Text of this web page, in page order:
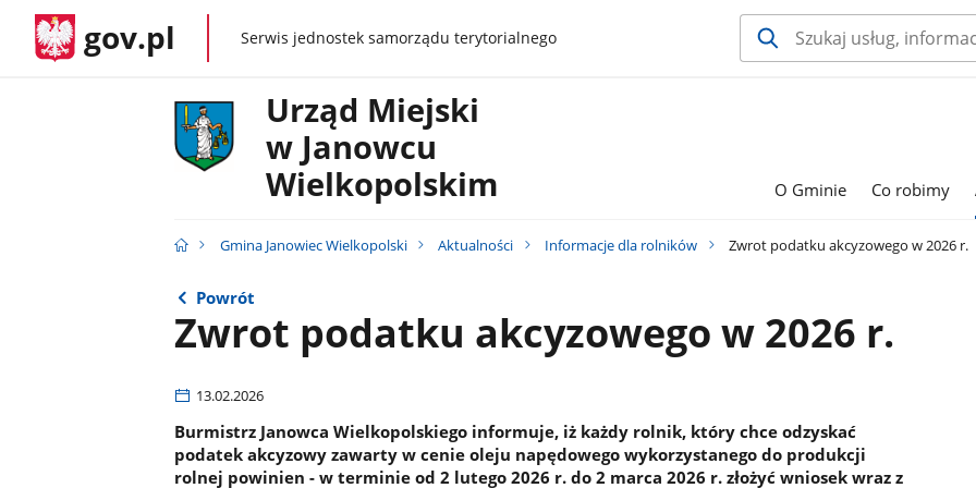
gov.pl gov.plSerwis jednostek samorządu terytorialnego
Urząd Miejski
w Janowcu
Wielkopolskim
O Gminie Co robimy
Gmina Janowiec Wielkopolski Aktualności Informacje dla rolników Zwrot podatku akcyzowego w 2026 r.
Powrót
Zwrot podatku akcyzowego w 2026 r.
13.02.2026
Burmistrz Janowca Wielkopolskiego informuje, iż każdy rolnik, który chce odzyskać
podatek akcyzowy zawarty w cenie oleju napędowego wykorzystanego do produkcji
rolnej powinien - w terminie od 2 lutego 2026 r. do 2 marca 2026 r. złożyć wniosek wraz z